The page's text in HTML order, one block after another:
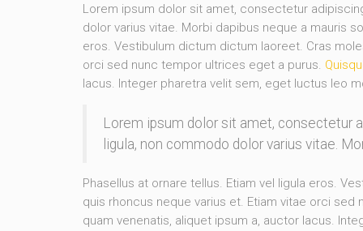
Lorem ipsum dolor sit amet, consectetur
dolor varius vitae. Morbi dapibus neque a mauris
eros. Vestibulum dictum dictum laoreet. Cras
orci sed nunc tempor ultrices eget a purus.
lacus. Integer pharetra velit sem, eget luctus leo
Lorem ipsum dolor sit amet, consectetur
ligula, non commodo dolor varius vitae.
Phasellus at ornare tellus. Etiam vel ligula eros.
quis rhoncus neque varius et. Etiam vitae orci
quam venenatis, aliquet ipsum a, auctor lacus.